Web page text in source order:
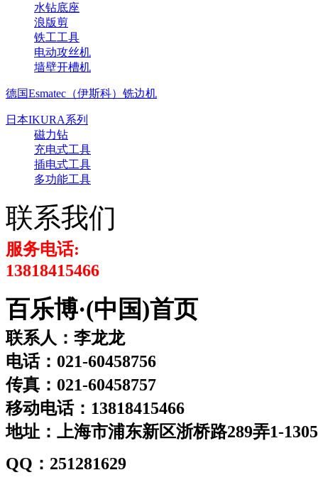
水钻底座
浪版剪
铁工工具
电动攻丝机
墙壁开槽机
德国Esmatec（伊斯科）铣边机
日本IKURA系列
磁力钻
充电式工具
插电式工具
多功能工具
联系我们
服务电话:
13818415466
百乐博·(中国)首页 
联系人：李龙龙
电话：021-60458756
传真：021-60458757
移动电话：13818415466
地址：上海市浦东新区浙桥路289弄1-
QQ：251281629